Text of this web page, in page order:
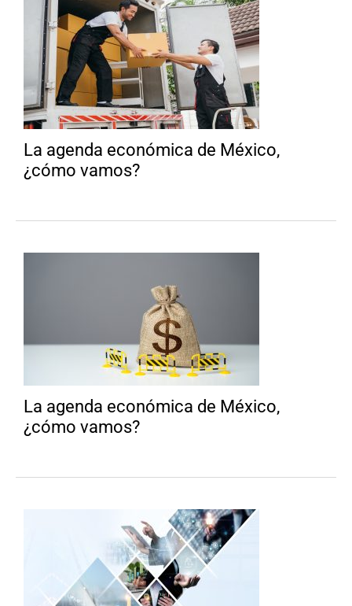
La agenda económica de México,
¿cómo vamos?
La agenda económica de México,
¿cómo vamos?